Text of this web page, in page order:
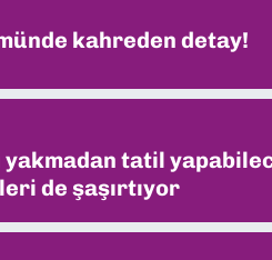
kahreden detay!
yakmadan tatil
de şaşırtıyor